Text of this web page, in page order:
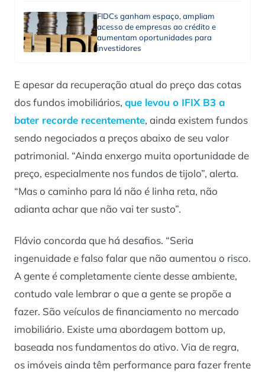
FIDCs ganham espaço, ampliam
acesso de empresas ao crédito e
aumentam oportunidades para
investidores
E apesar da recuperação atual do preço das cotas
dos fundos imobiliários, que levou o IFIX B3 a
bater recorde recentemente, ainda existem fundos
sendo negociados a preços abaixo de seu valor
patrimonial. “Ainda enxergo muita oportunidade de
preço, especialmente nos fundos de tijolo”, alerta.
“Mas o caminho para lá não é linha reta, não
adianta achar que não vai ter susto”.
Flávio concorda que há desafios. “Seria
ingenuidade e falso falar que não aumentou o risco.
A gente é completamente ciente desse ambiente,
contudo vale lembrar o que a gente se propõe a
fazer. São veículos de financiamento no mercado
imobiliário. Existe uma abordagem bottom up,
baseada nos fundamentos do ativo. Via de regra,
os imóveis ainda têm performance para fazer frente